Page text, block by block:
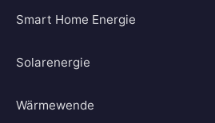
Smart Home Energie
Solarenergie
Wärmewende